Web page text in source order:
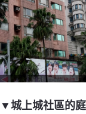
▼城上城社區的